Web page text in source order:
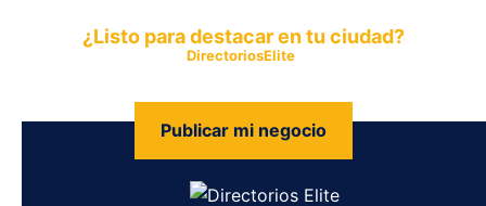
¿Listo para destacar en tu ciudad?
DirectoriosElite
Publicar mi negocio